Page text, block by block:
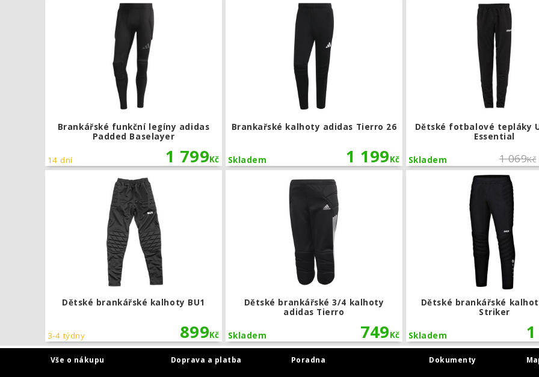
Brankářské funkční legíny adidas
Padded Baselayer
1 799Kč
14 dní
Brankařské kalhoty adidas Tierro 26
1 199Kč
Skladem
Dětské fotbalové tepláky
Essential
1 069Kč
Skladem
Dětské brankářské kalhoty BU1
899Kč
3-4 týdny
Dětské brankářské 3/4 kalhoty
adidas Tierro
749Kč
Skladem
Dětské brankářské 3/4 kalhoty
Dětské brankářské
Striker
Skladem
Vše o nákupu Doprava a platba Poradna Dokumenty